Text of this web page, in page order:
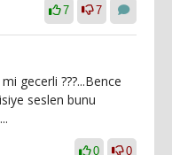
7 7
gecerli ???...Bence
seslen bunu
0 0